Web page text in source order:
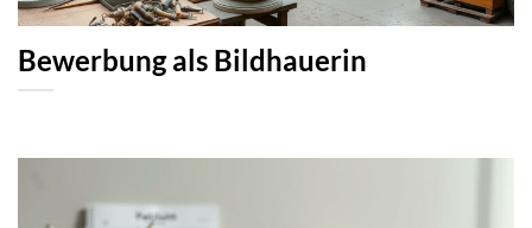
Bewerbung als Bildhauerin